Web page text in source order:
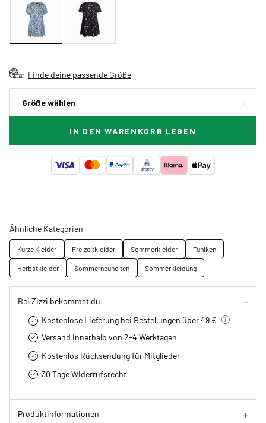
Finde deine passende Größe
Größe wählen
IN DEN WARENKORB LEGEN
Ähnliche Kategorien
Kurze Kleider Freizeitkleider Sommerkleider
Tuniken
Herbstkleider
Sommerneuheiten Sommerkleidung
Bei Zizzi bekommst du
Kostenlose Lieferung bei Bestellungen über 49 €
Versand innerhalb von 2-4 Werktagen
Kostenlos Rücksendung für Mitglieder
30 Tage Widerrufsrecht
Produktinformationen